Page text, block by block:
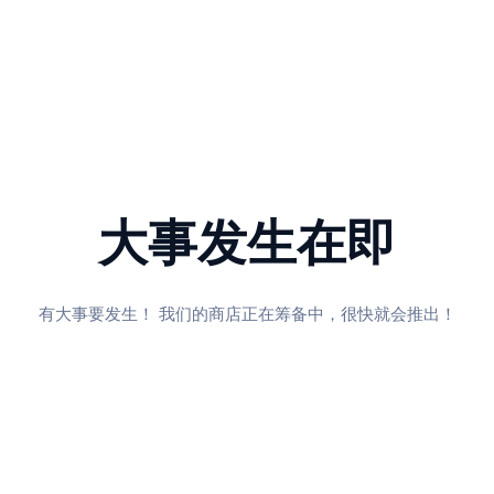
大事发生在即
有大事要发生！ 我们的商店正在筹备中，很快就会推出！